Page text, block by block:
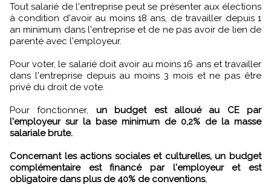
Tout salarié de l'entreprise peut se présenter aux élections
à condition d'avoir au moins 18 ans, de travailler depuis 1
an minimum dans l'entreprise et de ne pas avoir de lien de
parenté avec l'employeur.
Pour voter, le salarié doit avoir au moins 16 ans et travailler
dans l'entreprise depuis au moins 3 mois et ne pas être
privé du droit de vote.
Pour fonctionner, un budget est alloué au CE par
l'employeur sur la base minimum de 0,2% de la masse
salariale brute.
Concernant les actions sociales et culturelles, un budget
complémentaire est financé par l'employeur et est
obligatoire dans plus de 40% de conventions.